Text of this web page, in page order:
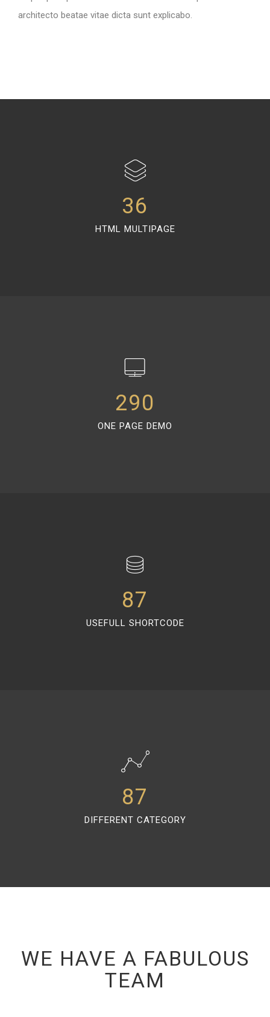
architecto beatae vitae dicta sunt explicabo.
36
HTML MULTIPAGE
290
ONE PAGE DEMO
87
USEFULL SHORTCODE
87
DIFFERENT CATEGORY
WE HAVE A FABULOUS
TEAM